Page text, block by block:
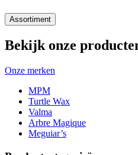
Assortiment
Bekijk onze
Onze merken
MPM
Turtle Wax
Valma
Arbre Magique
Meguiar’s